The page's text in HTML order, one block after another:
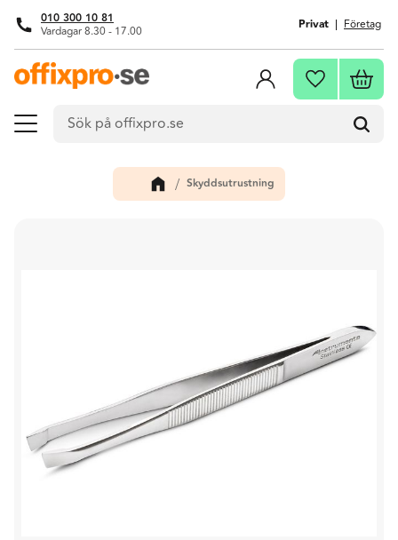
Meny
010 300 10 81
Vardagar 8.30 - 17.00 Privat Företag
Favoriter
Skyddsutrustning